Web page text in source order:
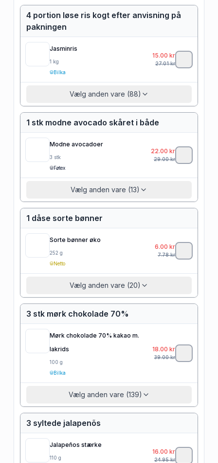
4 portion løse ris kogt efter anvisning på
pakningen
Jasminris
1 kg
Bilka
15.00 kr
27.01kr
Vælg anden vare (88)
1 stk modne avocado skåret i både
Modne avocadoer
3 stk
Føtex
22.00 kr
29.00kr
Vælg anden vare (13)
1 dåse sorte bønner
Sorte bønner øko
252 g
Netto
6.00 kr
7.78kr
Vælg anden vare (20)
3 stk mørk chokolade 70%
Mørk chokolade 70% kakao m.
lakrids
100 g
Bilka
18.00 kr
39.00kr
Vælg anden vare (139)
3 syltede jalapenõs
Jalapeños stærke
110 g
16.00 kr
24.95kr